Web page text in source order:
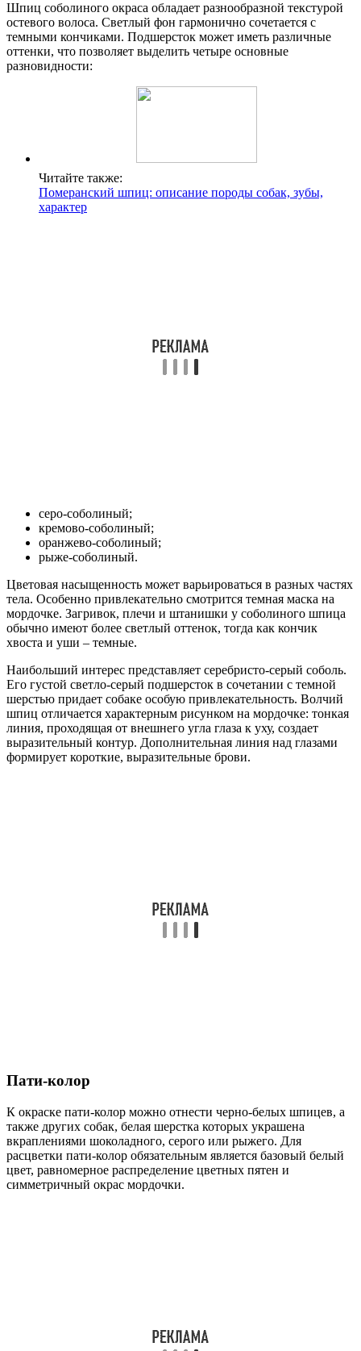
Шпиц соболиного окраса обладает разнообразной текстурой
остевого волоса. Светлый фон гармонично сочетается с
темными кончиками. Подшерсток может иметь различные
оттенки, что позволяет выделить четыре основные
разновидности:
Читайте также:
Померанский шпиц: описание породы собак, зубы,
характер
серо-соболиный;
кремово-соболиный;
оранжево-соболиный;
рыже-соболиный.
Цветовая насыщенность может варьироваться в разных частях
тела. Особенно привлекательно смотрится темная маска на
мордочке. Загривок, плечи и штанишки у соболиного шпица
обычно имеют более светлый оттенок, тогда как кончик
хвоста и уши – темные.
Наибольший интерес представляет серебристо-серый соболь.
Его густой светло-серый подшерсток в сочетании с темной
шерстью придает собаке особую привлекательность. Волчий
шпиц отличается характерным рисунком на мордочке: тонкая
линия, проходящая от внешнего угла глаза к уху, создает
выразительный контур. Дополнительная линия над глазами
формирует короткие, выразительные брови.
Пати-колор
К окраске пати-колор можно отнести черно-белых шпицев, а
также других собак, белая шерстка которых украшена
вкраплениями шоколадного, серого или рыжего. Для
расцветки пати-колор обязательным является базовый белый
цвет, равномерное распределение цветных пятен и
симметричный окрас мордочки.